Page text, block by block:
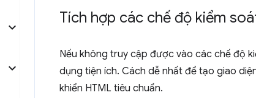
Tích hợp các chế độ kiểm
Nếu không truy cập được vào các chế độ
dụng tiện ích. Cách dễ nhất để tạo giao
khiển HTML tiêu chuẩn.